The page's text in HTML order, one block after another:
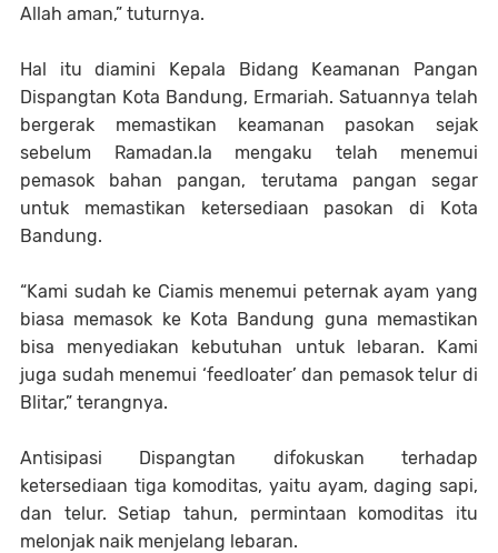
Allah aman,” tuturnya.
Hal itu diamini Kepala Bidang Keamanan Pangan
Dispangtan Kota Bandung, Ermariah. Satuannya telah
bergerak memastikan keamanan pasokan sejak
sebelum Ramadan.Ia mengaku telah menemui
pemasok bahan pangan, terutama pangan segar
untuk memastikan ketersediaan pasokan di Kota
Bandung.
“Kami sudah ke Ciamis menemui peternak ayam yang
biasa memasok ke Kota Bandung guna memastikan
bisa menyediakan kebutuhan untuk lebaran. Kami
juga sudah menemui ‘feedloater’ dan pemasok telur di
Blitar,” terangnya.
Antisipasi Dispangtan difokuskan terhadap
ketersediaan tiga komoditas, yaitu ayam, daging sapi,
dan telur. Setiap tahun, permintaan komoditas itu
melonjak naik menjelang lebaran.